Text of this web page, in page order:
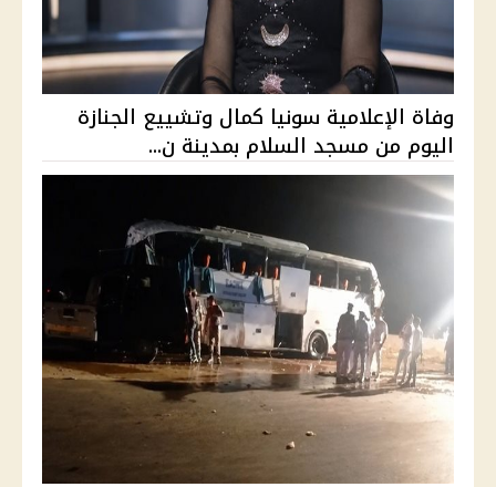
وفاة الإعلامية سونيا كمال وتشييع الجنازة
اليوم من مسجد السلام بمدينة ن...